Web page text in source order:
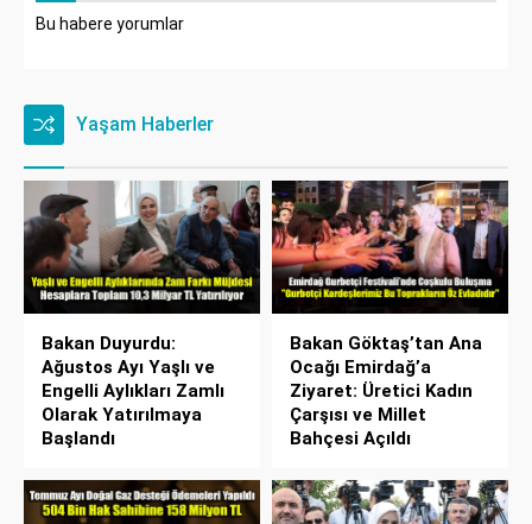
Bu habere yorumlar
Yaşam Haberler
Bakan Duyurdu:
Ağustos Ayı Yaşlı ve
Engelli Aylıkları Zamlı
Olarak Yatırılmaya
Başlandı
Bakan Göktaş’tan Ana
Ocağı Emirdağ’a
Ziyaret: Üretici Kadın
Çarşısı ve Millet
Bahçesi Açıldı